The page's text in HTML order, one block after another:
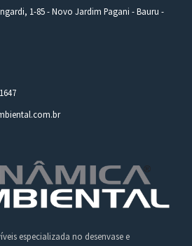
especializada no desenvase e
1-85 - Novo Jardim Pagani - Bauru -